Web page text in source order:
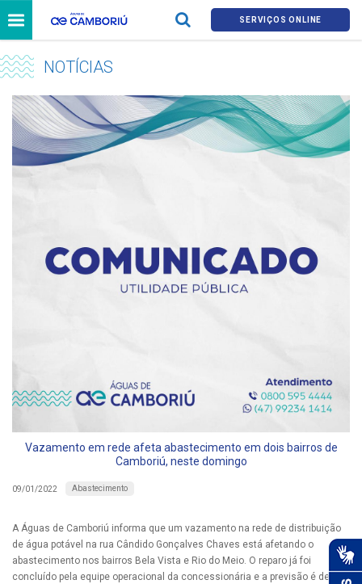
SERVIÇOS ONLINE
NOTÍCIAS
Vazamento em rede afeta abastecimento em dois bairros de
Camboriú, neste domingo
09/01/2022 Abastecimento
A Águas de Camboriú informa que um vazamento na rede de distribuição
de água potável na rua Cândido Gonçalves Chaves está afetando o
abastecimento nos bairros Bela Vista e Rio do Meio. O reparo já foi
concluído pela equipe operacional da concessionária e a previsão é de que